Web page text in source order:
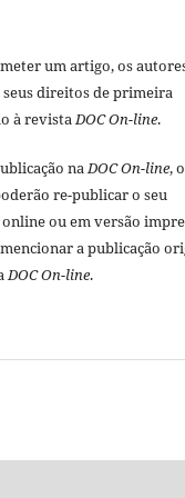
um artigo, os
seus direitos de primeira
à revista DOC On-line.
na DOC On-line,
re-publicar o seu
ou em versão
a publicação
DOC On-line.